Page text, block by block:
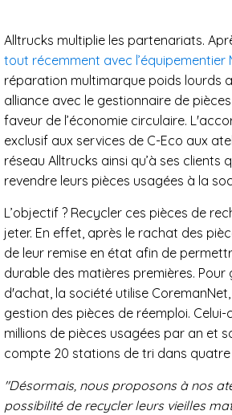
Alltrucks multiplie les partenariats.
tout récemment avec l’équipementier
réparation multimarque poids lourds
alliance avec le gestionnaire de
faveur de l’économie circulaire.
exclusif aux services de C-Eco aux
réseau Alltrucks ainsi qu’à ses clients
revendre leurs pièces usagées à la
L’objectif ? Recycler ces pièces de
jeter. En effet, après le rachat des
de leur remise en état afin de
durable des matières premières. Pour
d'achat, la société utilise
gestion des pièces de réemploi. Celui-
millions de pièces usagées par an et
compte 20 stations de tri dans
"Désormais, nous proposons à nos
possibilité de recycler leurs vieilles